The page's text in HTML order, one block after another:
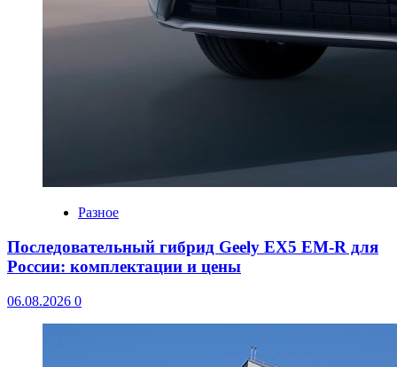
Разное
Последовательный гибрид Geely EX5 EM-R для
России: комплектации и цены
06.08.2026 0